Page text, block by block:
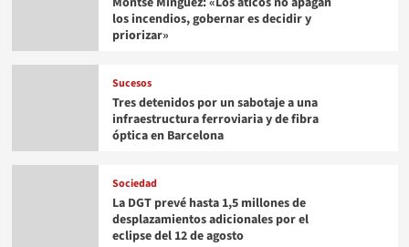
los incendios, gobernar es decidir y
priorizar»
Sucesos
Tres detenidos por un sabotaje a una
infraestructura ferroviaria y de fibra
óptica en Barcelona
Sociedad
La DGT prevé hasta 1,5 millones de
desplazamientos adicionales por el
eclipse del 12 de agosto